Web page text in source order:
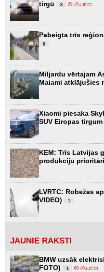
tirgū 3
Pabeigta trīs
6
Miljardu vērtajam
Maiami atklājušies
Xiaomi piesaka
SUV Eiropas tirgum
KEM: Trīs Latvijas
produkciju
LVRTC: Robežas
VIDEO)
1
JAUNIE RAKSTI
BMW uzsāk
FOTO)
1